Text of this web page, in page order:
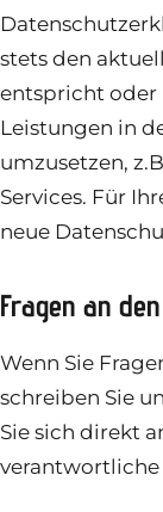
stets den
entspricht oder
Leistungen in
umzusetzen,
Services. Für
neue
Fragen an
Wenn Sie
schreiben Sie
Sie sich direkt
verantwortliche